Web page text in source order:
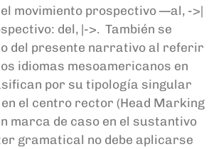
movimiento prospectivo —al, ->|
del, |->. También se
del presente narrativo al referir
idiomas mesoamericanos en
por su tipología singular
el centro rector (Head Marking
marca de caso en el sustantivo
gramatical no debe aplicarse